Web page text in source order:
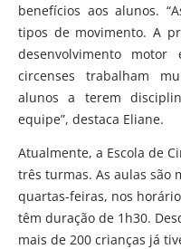
benefícios aos alunos.
tipos de movimento. A
desenvolvimento
circenses trabalham
alunos a terem
equipe”, destaca Eliane.
Atualmente, a Escola de
três turmas. As aulas são
quartas-feiras, nos
têm duração de 1h30.
mais de 200 crianças já